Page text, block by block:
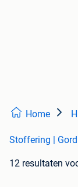
Home
Stoffering |
12 resultaten